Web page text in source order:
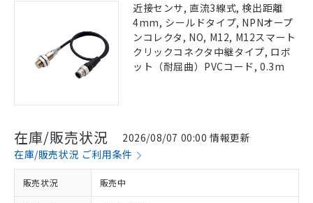
近接センサ, 直流3線式, 検出距離
4mm, シールドタイプ, NPNオープ
ンコレクタ, NO, M12, M12スマート
クリックコネクタ中継タイプ, ロボ
ット（耐屈曲）PVCコード, 0.3m
在庫/販売状況
2026/08/07 00:00 情報更新
在庫/販売状況 ご利用条件
販売状況 販売中